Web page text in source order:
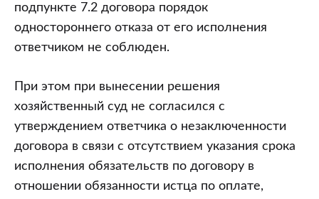
подпункте 7.2 договора порядок
одностороннего отказа от его исполнения
ответчиком не соблюден.
При этом при вынесении решения
хозяйственный суд не согласился с
утверждением ответчика о незаключенности
договора в связи с отсутствием указания срока
исполнения обязательств по договору в
отношении обязанности истца по оплате,